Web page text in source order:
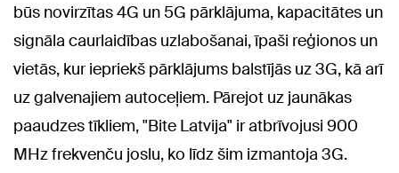
būs novirzītas 4G un 5G pārklājuma, kapacitātes un
signāla caurlaidības uzlabošanai, īpaši reģionos un
vietās, kur iepriekš pārklājums balstījās uz 3G, kā arī
uz galvenajiem autoceļiem. Pārejot uz jaunākas
paaudzes tīkliem, "Bite Latvija" ir atbrīvojusi 900
MHz frekvenču joslu, ko līdz šim izmantoja 3G.